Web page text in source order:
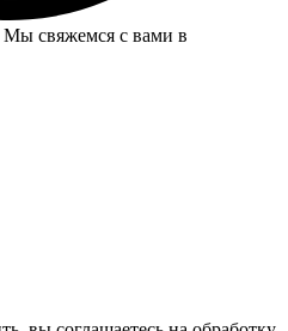
свяжемся с вами в